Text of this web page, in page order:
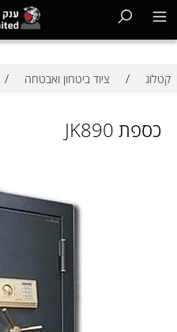
קטלוג / ציוד ביטחון ואבטחה /
כספת JK890